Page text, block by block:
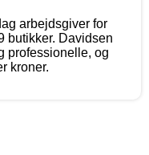
arbejdsgiver for
butikker. Davidsen
professionelle, og
kroner.